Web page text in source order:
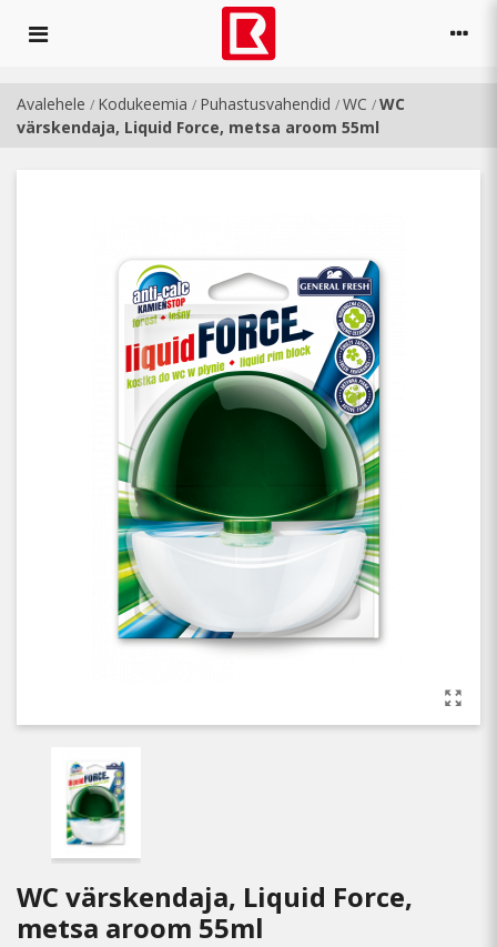
Avalehele / Kodukeemia / Puhastusvahendid /WC /WC
värskendaja, Liquid Force, metsa aroom 55ml
WC värskendaja, Liquid Force,
metsa aroom 55ml